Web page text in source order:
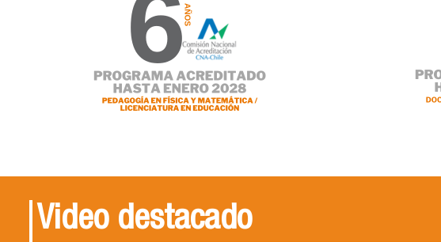
Video destacado